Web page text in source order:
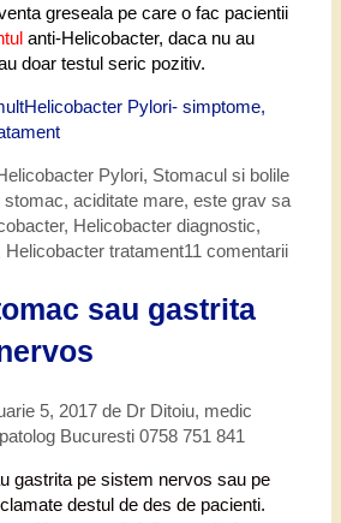
greseala pe care o fac pacientii
anti-Helicobacter, daca nu au
doar testul seric pozitiv.
Helicobacter Pylori- simptome,
Pylori, Stomacul si bolile
stomac, aciditate mare, este grav sa
, Helicobacter diagnostic,
Helicobacter tratament11 comentarii
sau gastrita
5, 2017 de Dr Ditoiu, medic
Bucuresti 0758 751 841
gastrita pe sistem nervos sau pe
destul de des de pacienti.